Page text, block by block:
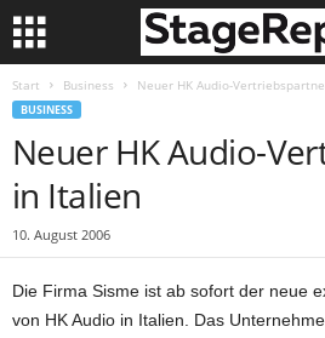
Start Business Neuer HK Audio-
BUSINESS
Neuer HK Audio-
in Italien
10. August 2006
Die Firma Sisme ist ab sofort der neue
von HK Audio in Italien. Das